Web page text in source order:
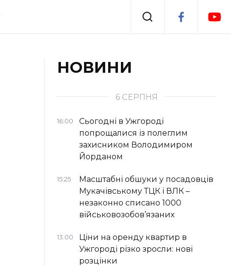
Події
НОВИНИ
6 СЕРПНЯ
16:00
Сьогодні в Ужгороді
попрощалися із полеглим
захисником Володимиром
Йорданом
15:25
Масштабні обшуки у посадовців
Мукачівському ТЦК і ВЛК –
незаконно списано 1000
військовозобов’язаних
13:00
Ціни на оренду квартир в
Ужгороді різко зросли: нові
розцінки